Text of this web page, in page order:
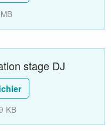
stage DJ
KB